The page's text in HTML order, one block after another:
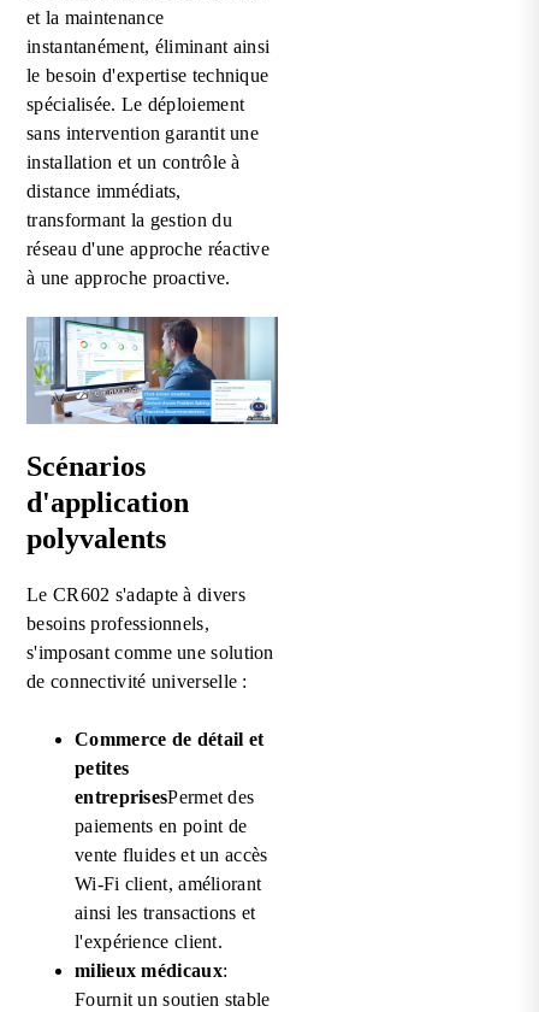
et la maintenance
instantanément, éliminant ainsi
le besoin d'expertise technique
spécialisée. Le déploiement
sans intervention garantit une
installation et un contrôle à
distance immédiats,
transformant la gestion du
réseau d'une approche réactive
à une approche proactive.
Scénarios
d'application
polyvalents
Le CR602 s'adapte à divers
besoins professionnels,
s'imposant comme une solution
de connectivité universelle :
Commerce de détail et
petites
entreprisesPermet des
paiements en point de
vente fluides et un accès
Wi-Fi client, améliorant
ainsi les transactions et
l'expérience client.
milieux médicaux:
Fournit un soutien stable